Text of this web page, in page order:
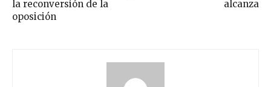
la reconversión de la
oposición
alcanza